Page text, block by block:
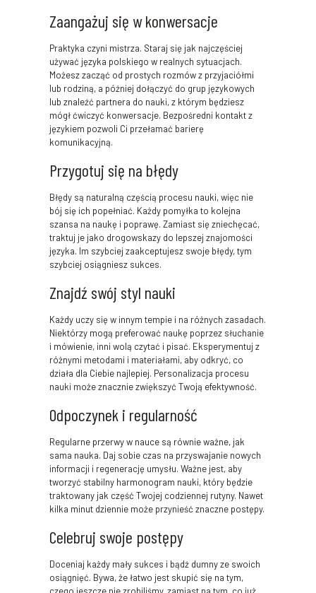
Zaangażuj się w konwersacje
Praktyka czyni mistrza. Staraj się jak najczęściej
używać języka polskiego w realnych sytuacjach.
Możesz zacząć od prostych rozmów z przyjaciółmi
lub rodziną, a później dołączyć do grup językowych
lub znaleźć partnera do nauki, z którym będziesz
mógł ćwiczyć konwersacje. Bezpośredni kontakt z
językiem pozwoli Ci przełamać barierę
komunikacyjną.
Przygotuj się na błędy
Błędy są naturalną częścią procesu nauki, więc nie
bój się ich popełniać. Każdy pomyłka to kolejna
szansa na naukę i poprawę. Zamiast się zniechęcać,
traktuj je jako drogowskazy do lepszej znajomości
języka. Im szybciej zaakceptujesz swoje błędy, tym
szybciej osiągniesz sukces.
Znajdź swój styl nauki
Każdy uczy się w innym tempie i na różnych zasadach.
Niektórzy mogą preferować naukę poprzez słuchanie
i mówienie, inni wolą czytać i pisać. Eksperymentuj z
różnymi metodami i materiałami, aby odkryć, co
działa dla Ciebie najlepiej. Personalizacja procesu
nauki może znacznie zwiększyć Twoją efektywność.
Odpoczynek i regularność
Regularne przerwy w nauce są równie ważne, jak
sama nauka. Daj sobie czas na przyswajanie nowych
informacji i regenerację umysłu. Ważne jest, aby
tworzyć stabilny harmonogram nauki, który będzie
traktowany jak część Twojej codziennej rutyny. Nawet
kilka minut dziennie może przynieść znaczne postępy.
Celebruj swoje postępy
Doceniaj każdy mały sukces i bądź dumny ze swoich
osiągnięć. Bywa, że łatwo jest skupić się na tym,